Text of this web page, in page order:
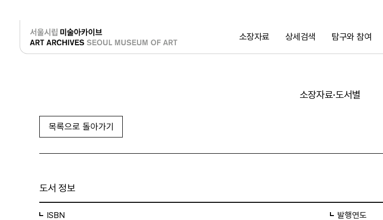
소장자료 상세검색 탐구와 참여
검색
로그인
소장자료·도서별
목록으로 돌아가기
도서 정보
ISBN 발행연도